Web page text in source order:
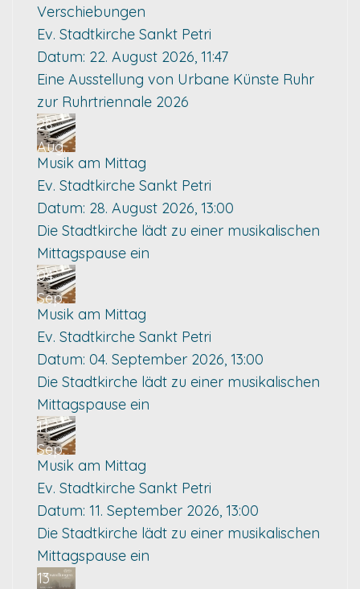
Verschiebungen
Ev. Stadtkirche Sankt Petri
Datum: 22. August 2026, 11:47
Eine Ausstellung von Urbane Künste Ruhr
zur Ruhrtriennale 2026
28
Aug.
Musik am Mittag
Ev. Stadtkirche Sankt Petri
Datum: 28. August 2026, 13:00
Die Stadtkirche lädt zu einer musikalischen
Mittagspause ein
04
Sep.
Musik am Mittag
Ev. Stadtkirche Sankt Petri
Datum: 04. September 2026, 13:00
Die Stadtkirche lädt zu einer musikalischen
Mittagspause ein
11
Sep.
Musik am Mittag
Ev. Stadtkirche Sankt Petri
Datum: 11. September 2026, 13:00
Die Stadtkirche lädt zu einer musikalischen
Mittagspause ein
13